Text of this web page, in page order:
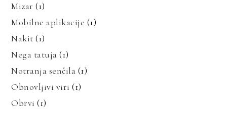
Mizar (1)
Mobilne aplikacije (1)
Nakit (1)
Nega tatuja (1)
Notranja senčila (1)
Obnovljivi viri (1)
Obrvi (1)